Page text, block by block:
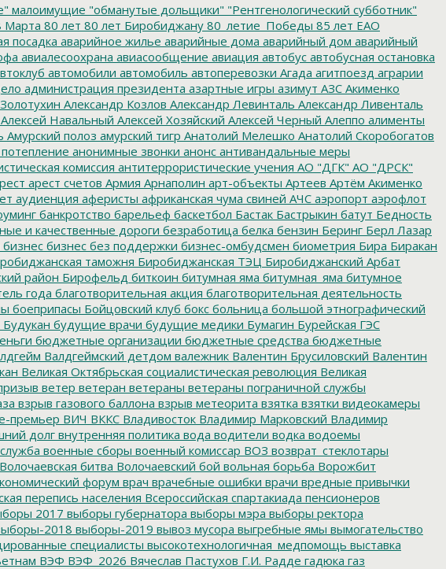
малоимущие "обманутые дольщики" "Рентгенологический субботник"
Марта 80 лет 80 лет Биробиджану 80_летие_Победы 85 лет ЕАО
посадка аварийное жилье аварийные дома аварийный дом аварийный
авиалесоохрана авиасообщение авиация автобус автобусная остановка
автомобили автомобиль автоперевозки Агада агитпоезд аграрии
администрация президента азартные игры азимут АЗС Акименко
Александр Козлов Александр Левинталь Александр Ливенталь
Алексей Навальный Алексей Хозяйский Алексей Черный Алеппо алименты
Амурский полоз амурский тигр Анатолий Мелешко Анатолий Скоробогатов
анонимные звонки анонс антивандальные меры
комиссия антитеррористические учения АО "ДГК" АО "ДРСК"
арест счетов Армия Арнаполин арт-объекты Артеев Артём Акименко
аудиенция аферисты африканская чума свиней АЧС аэропорт аэрофлот
банкротство барельеф баскетбол Бастак Бастрыкин батут Бедность
и качественные дороги безработица белка бензин Беринг Берл Лазар
бизнес бизнес без поддержки бизнес-омбудсмен биометрия Бира Биракан
таможня Биробиджанская ТЭЦ Биробиджанский Арбат
район Бирофельд биткоин битумная яма битумная_яма битумное
года благотворительная акция благотворительная деятельность
боеприпасы Бойцовский клуб бокс больница большой этнографический
Будукан будущие врачи будущие медики Бумагин Бурейская ГЭС
бюджетные организации бюджетные средства бюджетные
Валдгеймский детдом валежник Валентин Брусиловский Валентин
Великая Октябрьская социалистическая революция Великая
ветер ветеран ветераны ветераны пограничной службы
взрыв газового баллона взрыв метеорита взятка взятки видеокамеры
премьер ВИЧ ВККС Владивосток Владимир Марковский Владимир
долг внутренняя политика вода водители водка водоемы
военные сборы военный комиссар ВОЗ возврат_стеклотары
Волочаевская битва Волочаевский бой вольная борьба Ворожбит
форум врач врачебные ошибки врачи вредные привычки
перепись населения Всероссийская спартакиада пенсионеров
2017 выборы губернатора выборы мэра выборы ректора
2018 выборы-2019 вывоз мусора выгребные ямы вымогательство
специалисты высокотехнологичная_медпомощь выставка
ВЭФ ВЭФ_2026 Вячеслав Пастухов Г.И. Радде гадюка газ